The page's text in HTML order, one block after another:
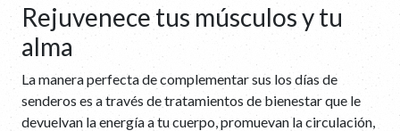
Rejuvenece tus músculos y tu
alma
La manera perfecta de complementar sus los días de
senderos es a través de tratamientos de bienestar que le
devuelvan la energía a tu cuerpo, promuevan la circulación,